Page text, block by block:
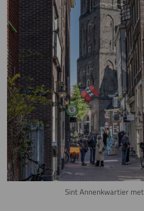
Sint Annenkwartier